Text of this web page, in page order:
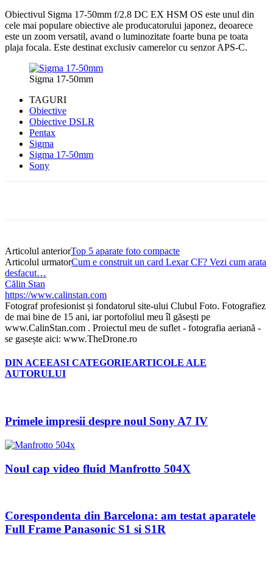
Obiectivul Sigma 17-50mm f/2.8 DC EX HSM OS este unul din
cele mai populare obiective ale producatorului japonez, deoarece
este un zoom versatil, avand o luminozitate foarte buna pe toata
plaja focala. Este destinat exclusiv camerelor cu senzor APS-C.
Sigma 17-50mm
TAGURI
Obiective
Obiective DSLR
Pentax
Sigma
Sigma 17-50mm
Sony
Articolul anteriorTop 5 aparate foto compacte
Articolul urmatorCum e construit un card Lexar CF? Vezi cum arata
desfacut…
Călin Stan
https://www.calinstan.com
Fotograf profesionist și fondatorul site-ului Clubul Foto. Fotografiez
de mai bine de 15 ani, iar portofoliul meu îl găsești pe
www.CalinStan.com . Proiectul meu de suflet - fotografia aeriană -
se gasește aici: www.TheDrone.ro
DIN ACEEASI CATEGORIEARTICOLE ALE
AUTORULUI
Primele impresii despre noul Sony A7 IV
Noul cap video fluid Manfrotto 504X
Corespondenta din Barcelona: am testat aparatele
Full Frame Panasonic S1 si S1R